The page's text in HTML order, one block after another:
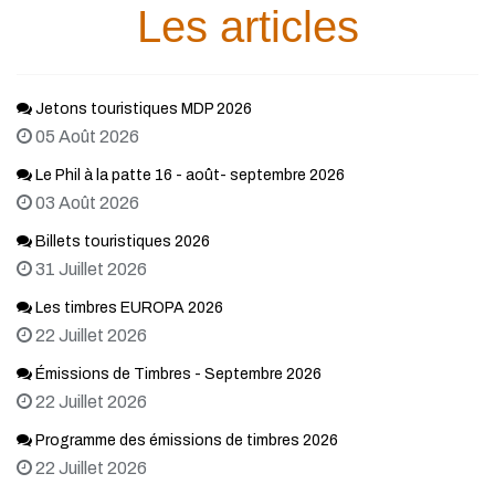
Les articles
Jetons touristiques MDP 2026
05 Août 2026
Le Phil à la patte 16 - août- septembre 2026
03 Août 2026
Billets touristiques 2026
31 Juillet 2026
Les timbres EUROPA 2026
22 Juillet 2026
Émissions de Timbres - Septembre 2026
22 Juillet 2026
Programme des émissions de timbres 2026
22 Juillet 2026